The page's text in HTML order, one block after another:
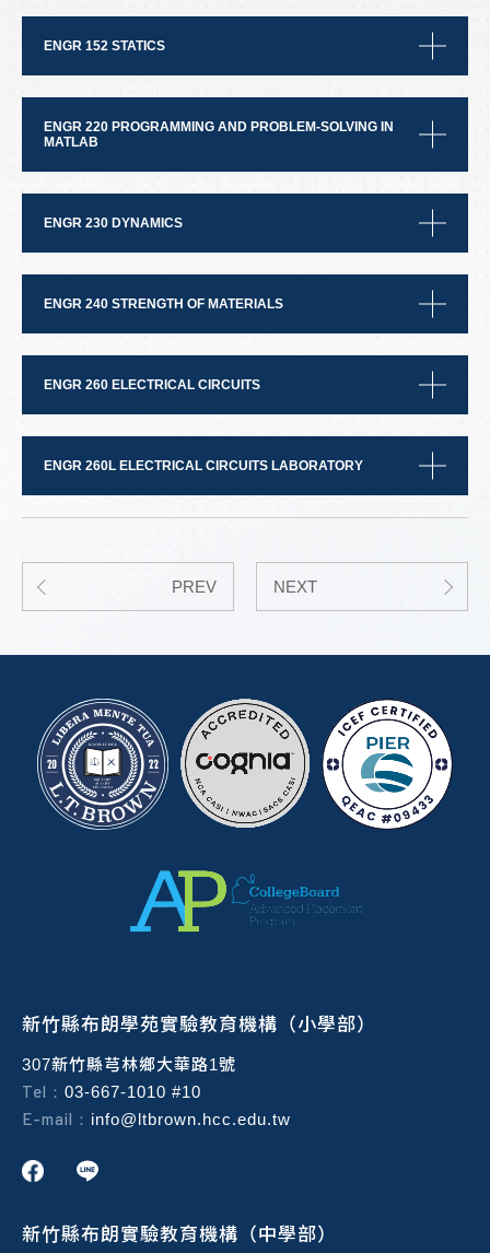
ENGR 152 STATICS
ENGR 220 PROGRAMMING AND PROBLEM-SOLVING IN
MATLAB
ENGR 230 DYNAMICS
ENGR 240 STRENGTH OF MATERIALS
ENGR 260 ELECTRICAL CIRCUITS
ENGR 260L ELECTRICAL CIRCUITS LABORATORY
PREV NEXT
新竹縣布朗學苑實驗教育機構（小學部）
307新竹縣芎林鄉大華路1號
Tel： 03-667-1010 #10
E-mail： info@ltbrown.hcc.edu.tw
新竹縣布朗實驗教育機構（中學部）